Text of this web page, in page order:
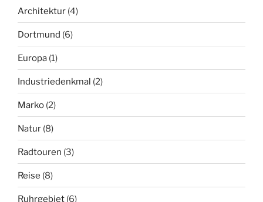
Architektur (4)
Dortmund (6)
Europa (1)
Industriedenkmal (2)
Marko (2)
Natur (8)
Radtouren (3)
Reise (8)
Ruhrgebiet (6)